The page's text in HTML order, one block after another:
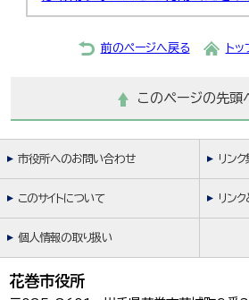
前のページへ戻る ト
このページの先頭
市役所へのお問い合わせ リンク
このサイトについて リン
個人情報の取り扱い
花巻市役所